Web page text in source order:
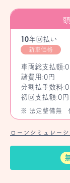
10年回払い
新車価格
車両総支払額
諸費用:0円
分割払手数料:0
初回支払額:0円
※ 法定整備無
ローンシミュレー